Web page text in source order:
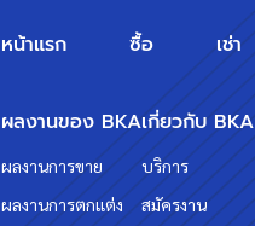
หน้าแรก ซื้อ เช่า
ผลงานของ BKA
ผลงานการขาย
ผลงานการตกแต่ง
เกี่ยวกับ BKA
บริการ
สมัครงาน